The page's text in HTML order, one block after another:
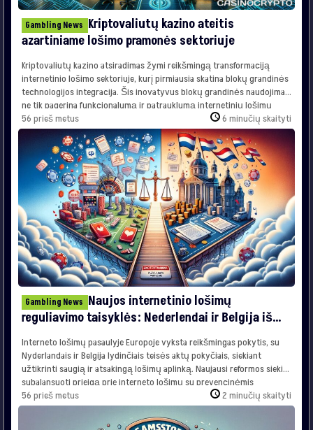
Gambling News Kriptovaliutų kazino ateitis
azartiniame lošimo pramonės sektoriuje
Kriptovaliutų kazino atsiradimas žymi reikšmingą transformaciją
internetinio lošimo sektoriuje, kurį pirmiausia skatina blokų grandinės
technologijos integracija. Šis inovatyvus blokų grandinės naudojimas
ne tik pagerina funkcionalumą ir patrauklumą internetinių lošimų
platformose, bet taip pat spręs kai kurias ilgai kylančias problemas, su
kuriomis susiduria tradiciniai internetiniai kazino. Blokų grandinės
technologijos reikšmė Blokų grandinės technologija yra lemiamas
šios […]
56 prieš metus 6 minučių skaityti
Gambling News Naujos internetinio lošimų
reguliavimo taisyklės: Nederlendai ir Belgija iš
Interneto lošimų pasaulyje Europoje vyksta reikšmingas pokytis, su
Nyderlandais ir Belgija lydinčiais teisės aktų pokyčiais, siekiant
užtikrinti saugią ir atsakingą lošimų aplinką. Naujausi reformos siekia
subalansuoti prieigą prie interneto lošimų su prevencinėmis
priemonėmis prieš patologinį lošimą ir didelius finansinius nuostolius,
ypač jaunimo tarpe. Teisinis Kontekstas: Nuo Draudimo iki Reguliavimo
Prieš Nyderlanduose įsigaliojant Nuotolinio Lošimų Įstatymui […]
56 prieš metus 2 minučių skaityti